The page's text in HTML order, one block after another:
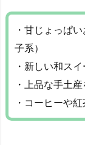
・甘じょっぱ
子系）
・新しい和ス
・上品な手土
・コーヒーや